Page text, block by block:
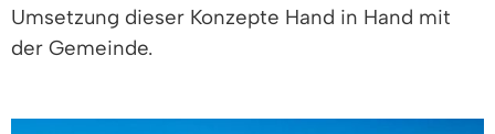
Umsetzung dieser Konzepte Hand in Hand mit
der Gemeinde.